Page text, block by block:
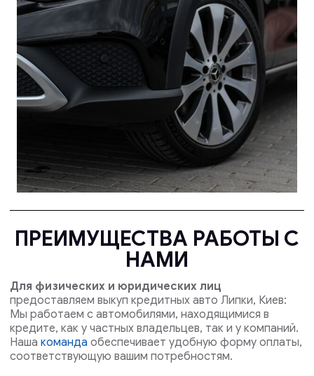
ПРЕИМУЩЕСТВА РАБОТЫ С
НАМИ
Для физических и юридических лиц
предоставляем выкуп кредитных авто Липки, Киев:
Мы работаем с автомобилями, находящимися в
кредите, как у частных владельцев, так и у компаний.
Нашакомандаобеспечивает удобную форму оплаты,
соответствующую вашим потребностям.